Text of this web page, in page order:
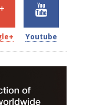
620
SHARES
Youtube